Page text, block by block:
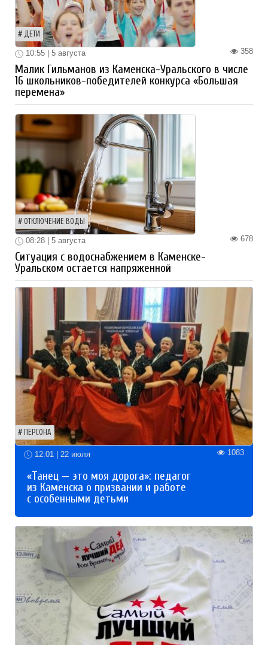
ДЕТИ
358
10:55 | 5 августа
Малик Гильманов из Каменска-Уральского в числе
16 школьников-победителей конкурса «Большая
перемена»
ОТКЛЮЧЕНИЕ ВОДЫ
678
08:28 | 5 августа
Ситуация с водоснабжением в Каменске-
Уральском остается напряженной
ПЕРСОНА
12:01 | 22 июля 1083
«Танец — это моя дорога»: педагог
из Каменска о призвании и работе
с особенными детьми